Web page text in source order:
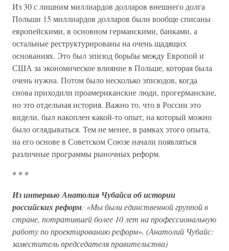
Из 30 с лишним миллиардов долларов внешнего долга
Польши 15 миллиардов долларов были вообще списаны
европейскими, в основном германскими, банками, а
остальные реструктурированы на очень щадящих
основаниях. Это был эпизод борьбы между Европой и
США за экономическое влияние в Польше, которая была
очень нужна. Потом было несколько эпизодов, когда
снова приходили проамериканские люди, прогерманские,
но это отдельная история. Важно то, что в России это
видели, был накоплен какой-то опыт, на который можно
было оглядываться. Тем не менее, в рамках этого опыта,
на его основе в Советском Союзе начали появляться
различные программы рыночных реформ.
* * *
Из интервью Анатолия Чубайса об истории
российских реформ: «Мы были единственной группой в
стране, потратившей более 10 лет на профессиональную
работу по проектированию реформ». (Анатолий Чубайс:
заместитель председателя правительства)